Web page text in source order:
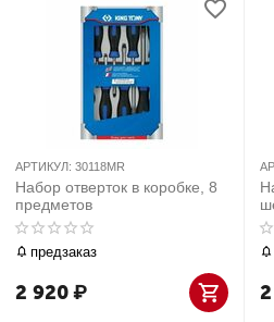
АРТИКУЛ: 30118MR
Набор отверток в коробке, 8
предметов
предзаказ
2 920₽